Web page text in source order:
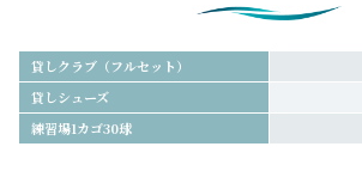
貸しクラブ（フルセット）
貸しシューズ
練習場1カゴ30球